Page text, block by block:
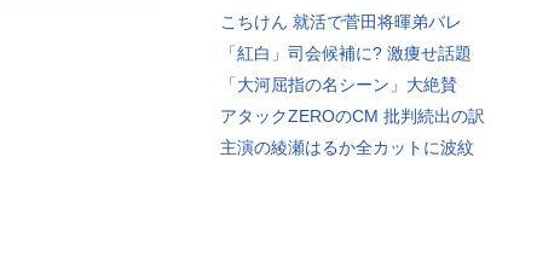
こちけん 就活で菅田将暉弟バレ
「紅白」司会候補に? 激痩せ話題
「大河屈指の名シーン」大絶賛
アタックZEROのCM 批判続出の訳
主演の綾瀬はるか全カットに波紋